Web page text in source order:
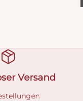
Versand